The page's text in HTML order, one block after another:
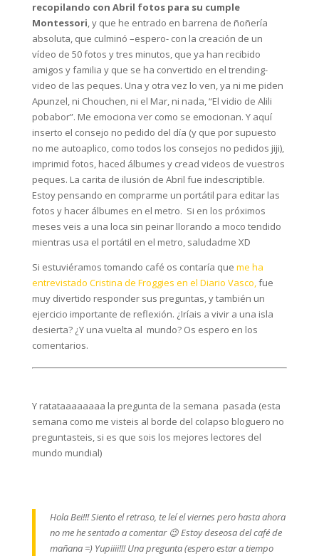
recopilando con Abril fotos para su cumple
Montessori, y que he entrado en barrena de ñoñería
absoluta, que culminó –espero- con la creación de un
vídeo de 50 fotos y tres minutos, que ya han recibido
amigos y familia y que se ha convertido en el trending-
video de las peques. Una y otra vez lo ven, ya ni me piden
Apunzel, ni Chouchen, ni el Mar, ni nada, “El vidio de Alili
pobabor”. Me emociona ver como se emocionan. Y aquí
inserto el consejo no pedido del día (y que por supuesto
no me autoaplico, como todos los consejos no pedidos jiji),
imprimid fotos, haced álbumes y cread videos de vuestros
peques. La carita de ilusión de Abril fue indescriptible.
Estoy pensando en comprarme un portátil para editar las
fotos y hacer álbumes en el metro. Si en los próximos
meses veis a una loca sin peinar llorando a moco tendido
mientras usa el portátil en el metro, saludadme XD
Si estuviéramos tomando café os contaría que me ha
entrevistado Cristina de Froggies en el Diario Vasco,fue
muy divertido responder sus preguntas, y también un
ejercicio importante de reflexión. ¿Iríais a vivir a una isla
desierta? ¿Y una vuelta al mundo? Os espero en los
comentarios.
Y ratataaaaaaaa la pregunta de la semana pasada (esta
semana como me visteis al borde del colapso bloguero no
preguntasteis, si es que sois los mejores lectores del
mundo mundial)
Hola Bei!!! Siento el retraso, te leí el viernes pero hasta ahora
no me he sentado a comentar 😉 Estoy deseosa del café de
mañana =) Yupiiii!!! Una pregunta (espero estar a tiempo